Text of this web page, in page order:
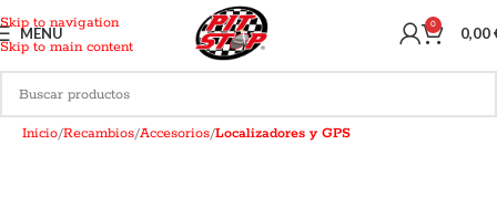
Skip to navigation
Skip to main content
MENU 0 0,00
Inicio Recambios Accesorios Localizadores y GPS